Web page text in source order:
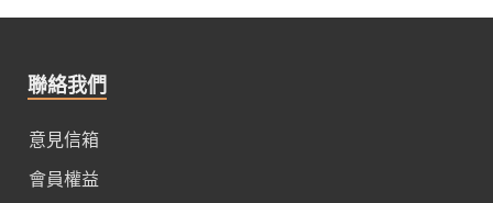
聯絡我們
意見信箱
會員權益